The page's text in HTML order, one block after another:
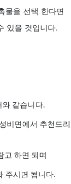
물을 선택 한다면
있을 것입니다.
같습니다.
비면에서 추천드리
고 하면 되며
주시면 됩니다.